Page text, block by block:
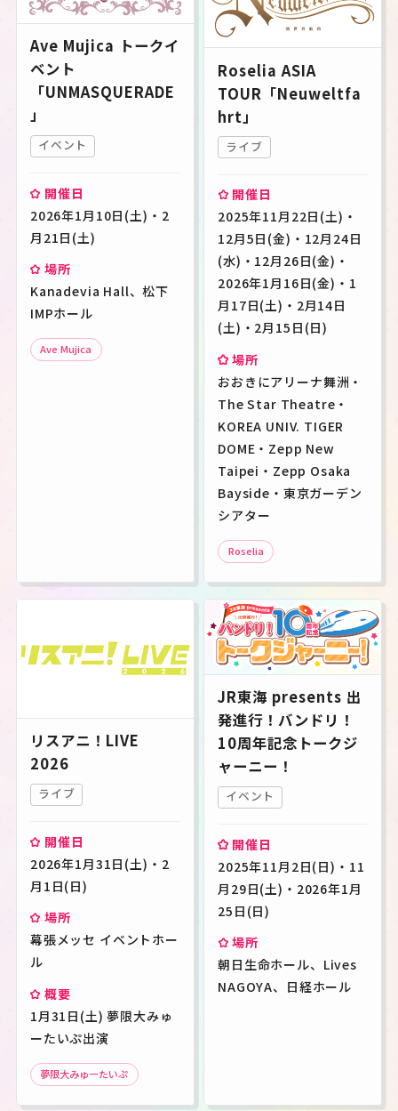
Ave Mujica トークイ
ベント
「UNMASQUERADE
」
イベント
開催日
2026年1月10日(土)・2
月21日(土)
場所
Kanadevia Hall、松下
IMPホール
Ave Mujica
Roselia ASIA
TOUR「Neuweltfa
hrt」
ライブ
開催日
2025年11月22日(土)・
12月5日(金)・12月24日
(水)・12月26日(金)・
2026年1月16日(金)・1
月17日(土)・2月14日
(土)・2月15日(日)
場所
おおきにアリーナ舞洲・
The Star Theatre・
KOREA UNIV. TIGER
DOME・Zepp New
Taipei・Zepp Osaka
Bayside・東京ガーデン
シアター
Roselia
リスアニ！LIVE
2026
ライブ
開催日
2026年1月31日(土)・2
月1日(日)
場所
幕張メッセ イベントホー
ル
概要
1月31日(土) 夢限大みゅ
ーたいぷ出演
夢限大みゅーたいぷ
JR東海 presents 出
発進行！バンドリ！
10周年記念トークジ
ャーニー！
イベント
開催日
2025年11月2日(日)・11
月29日(土)・2026年1月
25日(日)
場所
朝日生命ホール、Lives
NAGOYA、日経ホール